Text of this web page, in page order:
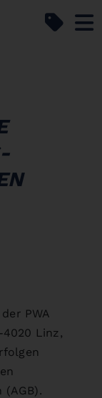
PWA
4020 Linz,
(AGB).